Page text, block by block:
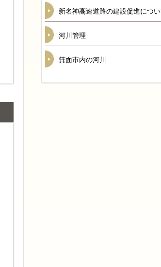
新名神高速道路の建設促進につ
河川管理
箕面市内の河川